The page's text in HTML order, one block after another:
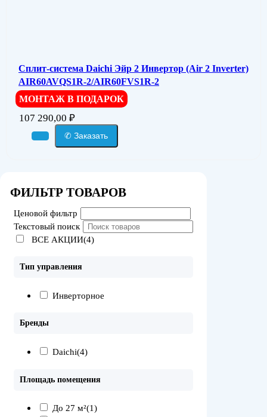
Сплит-система Daichi Эйр 2 Инвертор (Air 2 Inverter)
AIR60AVQS1R-2/AIR60FVS1R-2
МОНТАЖ В ПОДАРОК
107 290,00 ₽
✆ Заказать
ФИЛЬТР ТОВАРОВ
Ценовой фильтр
Текстовый поиск
ВСЕ АКЦИИ(4)
Тип управления
Инверторное
Бренды
Daichi(4)
Площадь помещения
До 27 м²(1)